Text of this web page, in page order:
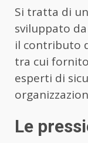
Si tratta di
sviluppato
il contributo
tra cui
esperti di
Le